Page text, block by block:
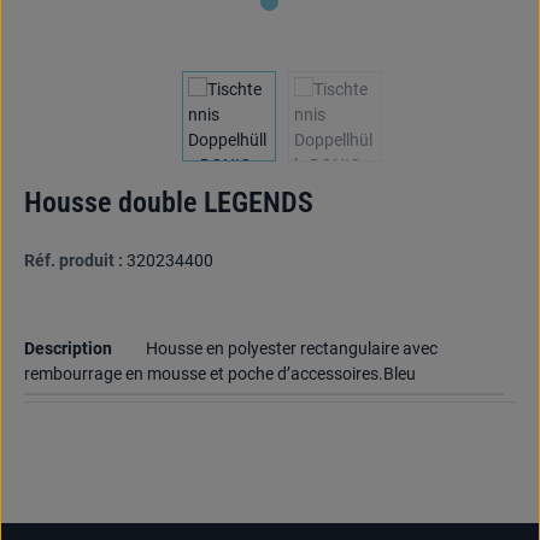
Housse double LEGENDS
Réf. produit : 320234400
Description
Housse en polyester rectangulaire avec
rembourrage en mousse et poche d’accessoires.Bleu